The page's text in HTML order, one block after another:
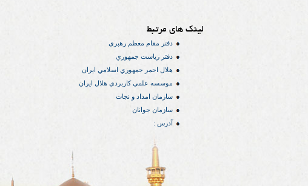
لینک های مرتبط
دفتر مقام معظم رهبري
دفتر رياست جمهوري
هلال احمر جمهوري اسلامي ايران
موسسه علمي كاربردي هلال ایران
سازمان امداد و نجات
سازمان جوانان
آدرس :